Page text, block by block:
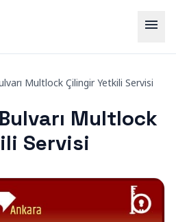
menu
Multlock Çilingir Yetkili Servisi
Multlock
Servisi